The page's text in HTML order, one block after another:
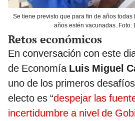
Se tiene previsto que para fin de años
años estén vacunadas. Foto:
Retos económicos
En conversación con este
de Economía Luis Miguel
uno de los primeros
electo es “despejar las
incertidumbre a nivel de